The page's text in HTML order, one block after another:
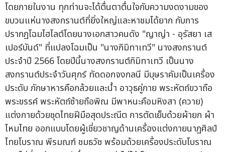
โดยภายในงาน ทุกท่านจะได้ตื่นตาตื่นใจกับความงดงามของ
ขบวนแห่นางสงกรานต์ที่ยิ่งใหญ่และหาชมได้ยาก กับการ
ปรากฏโฉมไฮไลต์โดยนางเอกสาวคนดัง "ญาญ่า - อุรัสยา เส
เปอร์บันด์" ที่แปลงโฉมเป็น "นางกิมิทาเทวี" นางสงกรานต์
ประจำปี 2566 โดยปีนี้นางสงกรานต์กิมิทาเทวี เป็นนาง
สงกรานต์ประจำวันศุกร์ ทัดดอกจงกลนี มีบุษราคัมเป็นเครื่อง
ประดับ ภักษาหารคือกล้วยและน้ำ อาวุธคู่กาย พระหัตถ์ขวาถือ
พระขรรค์ พระหัตถ์ซ้ายถือพิณ มีพาหนะคือมหิงสา (ควาย)
แต่งกายด้วยชุดไทยฝีมือสุดประณีต การตัดเย็บด้วยผ้ายก ผ้า
ไหมไทย ออกแบบโดยผู้เชี่ยวชาญด้านเครื่องแต่งกายนาฏศิลป์
ไทยโบราณ พีรมณฑ์ ชมธวัช พร้อมด้วยเครื่องประดับโบราณ